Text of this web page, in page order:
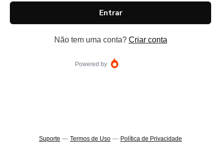
Entrar
Não tem uma conta? Criar conta
Powered by
Suporte — Termos de Uso — Política de Privacidade